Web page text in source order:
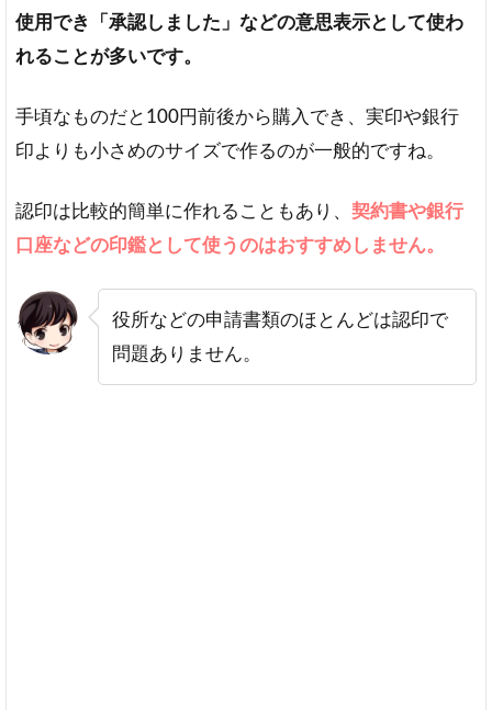
が
あ
つ
の
理
シ
ハ
タ
と
認
使用でき「承認しました」などの意思表示として使わ
れることが多いです。
手頃なものだと100円前後から購入でき、実印や銀行
印よりも小さめのサイズで作るのが一般的ですね。
認印は比較的簡単に作れることもあり、 契約書や銀行
口座などの印鑑として使うのはおすすめしません。
役所などの申請書類のほとんどは認印で
問題ありません。